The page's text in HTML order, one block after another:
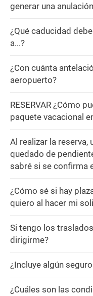
generar una
¿Qué caducidad
a...?
¿Con cuánta
aeropuerto?
RESERVAR ¿Cómo
paquete vacacional
Al realizar la reserva,
quedado de
sabré si se confirma
¿Cómo sé si hay
quiero al hacer mi
Si tengo los
dirigirme?
¿Incluye algún
¿Cuáles son las